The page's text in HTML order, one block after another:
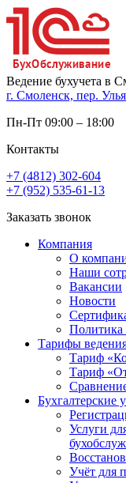
Ведение бухучета в
г. Смоленск, пер.
Пн-Пт 09:00 – 18:00
Контакты
+7 (4812) 302-604
+7 (952) 535-61-13
Заказать звонок
Компания
О
Наши
Вакансии
Новости
Политика
Тарифы
Тариф
Тариф
Бухгалтерские
Услуги
Учёт для